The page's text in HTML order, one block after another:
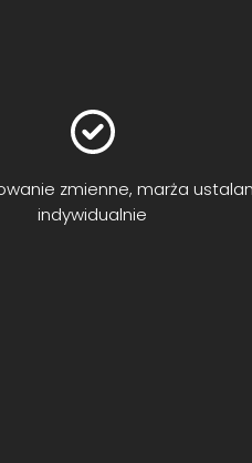
zmienne, marża
indywidualnie